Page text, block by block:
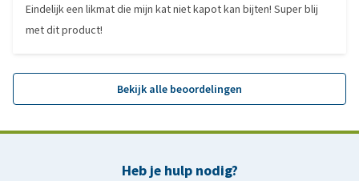
Eindelijk een likmat die mijn kat niet kapot kan bijten! Super blij
met dit product!
Bekijk alle beoordelingen
Heb je hulp nodig?